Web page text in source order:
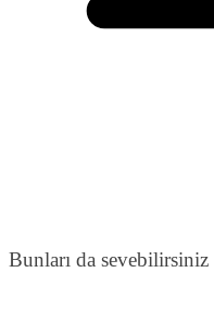
Bunları da sevebilirsiniz